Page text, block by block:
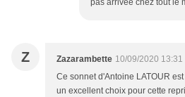
pas arrivée chez tout le
Z Zazarambette 10/09/2020 13:31
Ce sonnet d'Antoine LATOUR
un excellent choix pour cette